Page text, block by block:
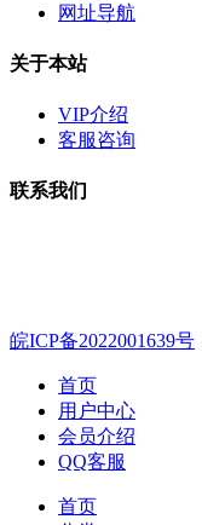
网址导航
关于本站
VIP介绍
客服咨询
联系我们
皖ICP备2022001639号
首页
用户中心
会员介绍
QQ客服
首页